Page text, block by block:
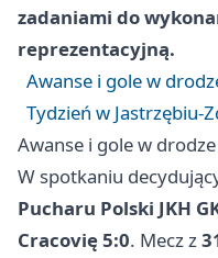
zadaniami do
reprezentacyjną.
Awanse i gole w
Tydzień w Jastrzębiu-
Awanse i gole w
W spotkaniu
Pucharu Polski JKH
Cracovię5:0. Mecz z